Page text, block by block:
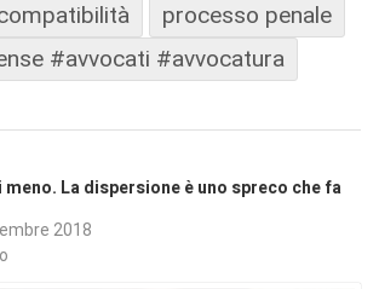
processo penale
#avvocati #avvocatura
meno. La dispersione è uno spreco che fa
2018